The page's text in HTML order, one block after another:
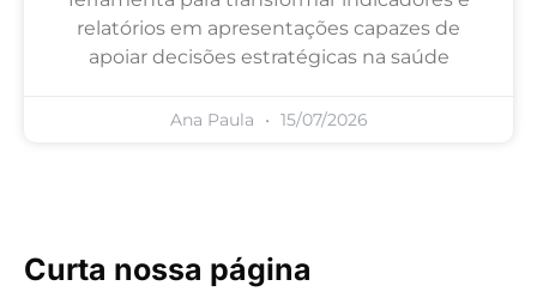
relatórios em apresentações capazes de
apoiar decisões estratégicas na saúde
Ana Paula 15/07/2026
Curta nossa página